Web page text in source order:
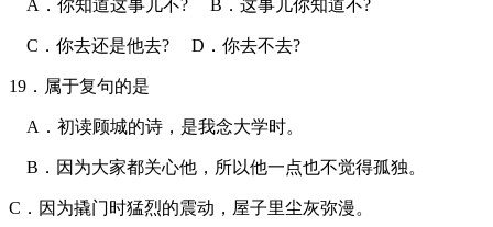
A．你知道这事儿不? B．这事儿你知道不?
C．你去还是他去? D．你去不去?
19．属于复句的是
A．初读顾城的诗，是我念大学时。
B．因为大家都关心他，所以他一点也不觉得孤独。
C．因为撬门时猛烈的震动，屋子里尘灰弥漫。